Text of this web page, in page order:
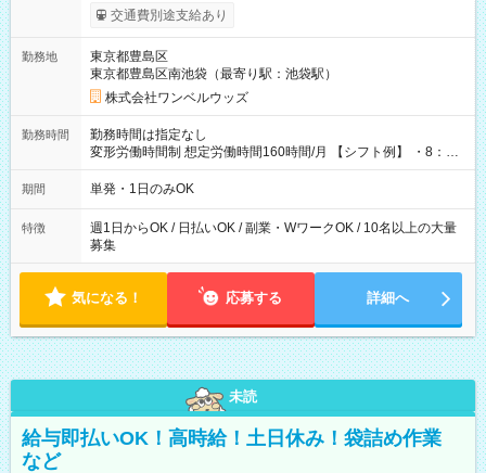
いOK！（規定あり） ┗働いたその日に現金GET♪ お仕事後はコ
ンビニATMから 日払い分を引き落とせます！ 【試用期間】試
交通費別途支給あり
勤務地
東京都豊島区
東京都豊島区南池袋（最寄り駅：池袋駅）
株式会社ワンベルウッズ
勤務時間
勤務時間は指定なし
変形労働時間制 想定労働時間160時間/月 【シフト例】 ・8：00
～21：00
期間 単発・1日のみOK
特徴
週1日からOK / 日払いOK / 副業・WワークOK / 10名以上の大量
募集
気になる！ 応募する 詳細へ
未読
給与即払いOK！高時給！土日休み！袋詰め作業
など